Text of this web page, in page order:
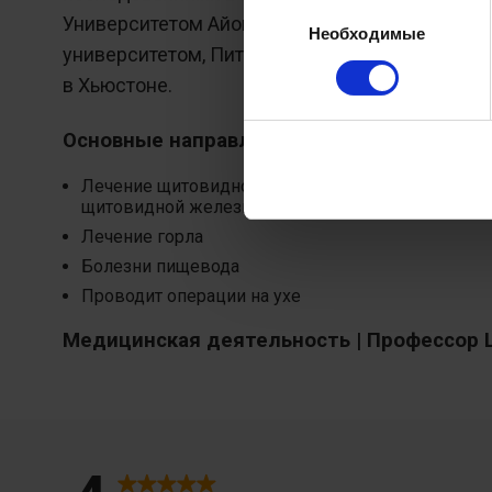
согласия Необходимые
Университетом Айовы, Техасским
университетом, Питсбургским университетом,
в Хьюстоне.
Основные направления деятельности:
Лечение щитовидной железы (рак щитовидной
щитовидной железы, увеличенная щитовидная
Лечение горла
Болезни пищевода
Проводит операции на ухе
Медицинская деятельность |